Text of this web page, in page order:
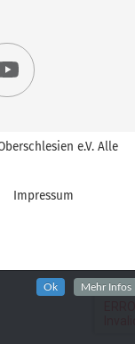
e.V. Alle
Impressum
Ok Mehr Infos